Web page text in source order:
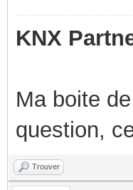
KNX
Ma boite
question,
Trouver